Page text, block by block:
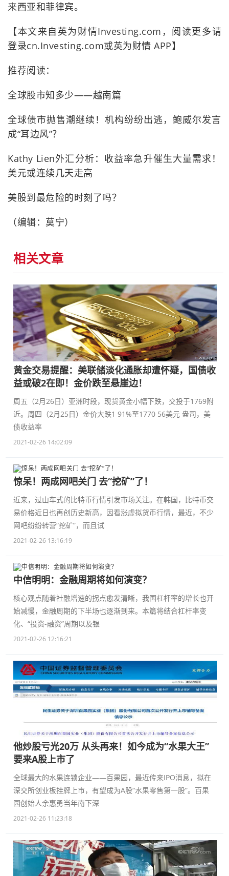
来西亚和菲律宾。
【本文来自英为财情Investing.com，阅读更多请
登录cn.Investing.com或英为财情 APP】
推荐阅读：
全球股市知多少——越南篇
全球债市抛售潮继续！机构纷纷出逃，鲍威尔发言
成“耳边风”？
Kathy Lien外汇分析：收益率急升催生大量需求！
美元或连续几天走高
美股到最危险的时刻了吗？
（编辑：莫宁）
相关文章
黄金交易提醒：美联储淡化通胀却遭怀疑，国债收
益或破2在即！金价跌至悬崖边！
周五（2月26日）亚洲时段，现货黄金小幅下跌，交投于1769附
近。周四（2月25日）金价大跌1 91%至1770 56美元 盎司，美
债收益率
2021-02-26 14:02:09
惊呆！两成网吧关门 去“挖矿”了！
近来，过山车式的比特币行情引发市场关注。在韩国，比特币交
易价格近日也再创历史新高，因看涨虚拟货币行情，最近，不少
网吧纷纷转营“挖矿”，而且试
2021-02-26 13:16:19
中信明明：金融周期将如何演变？
核心观点随着社融增速的拐点愈发清晰，我国杠杆率的增长也开
始减慢，金融周期的下半场也逐渐到来。本篇将结合杠杆率变
化、“投资-融资”周期以及银
2021-02-26 12:16:21
他炒股亏光20万 从头再来！如今成为“水果大王”
要来A股上市了
全球最大的水果连锁企业——百果园，最近传来IPO消息，拟在
深交所创业板挂牌上市，有望成为A股“水果零售第一股”。百果
园创始人余惠勇当年南下深
2021-02-26 11:23:18